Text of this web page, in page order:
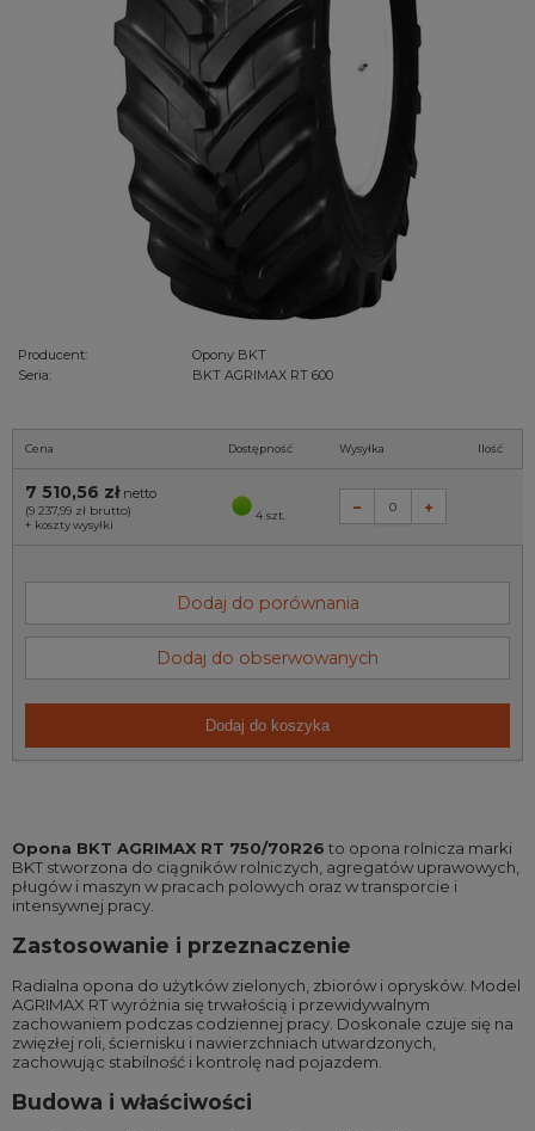
Producent:
Opony BKT
Seria:
BKT AGRIMAX RT 600
Cena Dostępność Wysyłka Ilość
7 510,56 złnetto
(9 237,99 zł brutto)
+ koszty wysyłki
4 szt.
Dodaj do porównania
Dodaj do obserwowanych
Dodaj do koszyka
Opona BKT AGRIMAX RT 750/70R26 to opona rolnicza marki
BKT stworzona do ciągników rolniczych, agregatów uprawowych,
pługów i maszyn w pracach polowych oraz w transporcie i
intensywnej pracy.
Zastosowanie i przeznaczenie
Radialna opona do użytków zielonych, zbiorów i oprysków. Model
AGRIMAX RT wyróżnia się trwałością i przewidywalnym
zachowaniem podczas codziennej pracy. Doskonale czuje się na
zwięzłej roli, ściernisku i nawierzchniach utwardzonych,
zachowując stabilność i kontrolę nad pojazdem.
Budowa i właściwości